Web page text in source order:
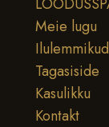
Meie lugu
Ilulemmikud
Tagasiside
Kasulikku
Kontakt